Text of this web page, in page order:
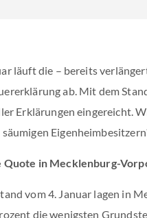
läuft die – bereits
ab. Mit dem
Erklärungen eingereicht.
Quote in Mecklenburg-
vom 4. Januar lagen in
die wenigsten